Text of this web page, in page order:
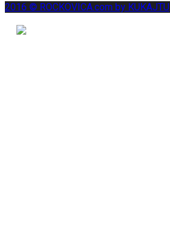
2016 © ROCKOVICA.com by KUKAJTU